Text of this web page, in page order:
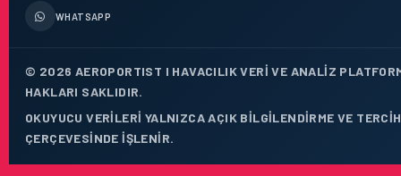
WHATSAPP
© 2026 AEROPORTIST I HAVACILIK VERI VE ANALIZ
HAKLARI SAKLIDIR.
OKUYUCU VERILERI YALNIZCA AÇIK BILGILENDIRME VE
ÇERÇEVESINDE IŞLENIR.